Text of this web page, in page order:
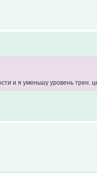
и я уменьшу уровень трен.